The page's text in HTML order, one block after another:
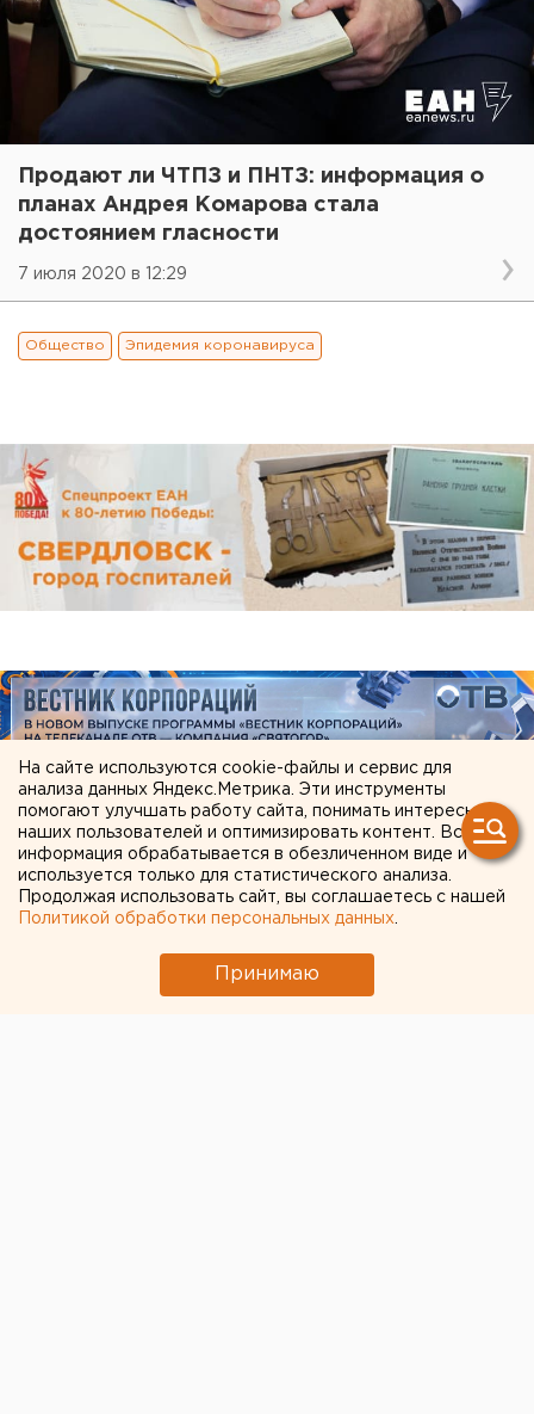
Продают ли ЧТПЗ и ПНТЗ: информация о
планах Андрея Комарова стала
достоянием гласности
7 июля 2020 в 12:29
Общество Эпидемия коронавируса
ЧИТАЙТЕ ТАКЖЕ:
Свердловчан набирают в отряды для защиты
от БПЛА - условия и зарплата
На сайте используются cookie-файлы и сервис для
анализа данных Яндекс.Метрика. Эти инструменты
помогают улучшать работу сайта, понимать интересы
наших пользователей и оптимизировать контент. Вся
информация обрабатывается в обезличенном виде и
используется только для статистического анализа.
Продолжая использовать сайт, вы соглашаетесь с нашей
Политикой обработки персональных данных
Принимаю